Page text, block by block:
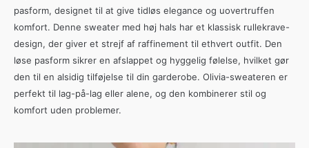
pasform, designet til at give tidløs elegance og uovertruffen
komfort. Denne sweater med høj hals har et klassisk rullekrave-
design, der giver et strejf af raffinement til ethvert outfit. Den
løse pasform sikrer en afslappet og hyggelig følelse, hvilket gør
den til en alsidig tilføjelse til din garderobe. Olivia-sweateren er
perfekt til lag-på-lag eller alene, og den kombinerer stil og
komfort uden problemer.